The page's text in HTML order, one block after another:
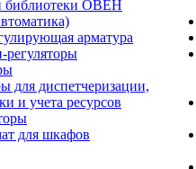
библиотеки ОВЕН
арматура
регуляторы
для диспетчеризации,
и учета ресурсов
для шкафов